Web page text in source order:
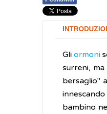
Gli ormoni
surreni,
bersaglio"
bambino